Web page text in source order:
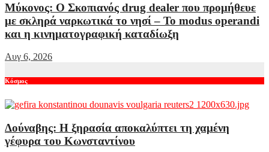
Μύκονος: Ο Σκοπιανός drug dealer που προμήθευε
με σκληρά ναρκωτικά το νησί – Το modus operandi
και η κινηματογραφική καταδίωξη
Αυγ 6, 2026
Κόσμος
Δούναβης: Η ξηρασία αποκαλύπτει τη χαμένη
γέφυρα του Κωνσταντίνου